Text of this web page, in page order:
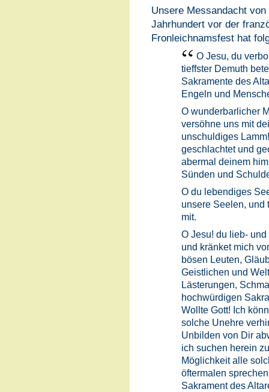
Unsere Messandacht
Jahrhundert vor der
Fronleichnamsfest hat
O Jesu, du
tieffster Demuth
Sakramente des
Engeln und
O wunderbarlicher
versöhne uns mit
unschuldiges
geschlachtet und
abermal deinem
Sünden und
O du lebendiges
unsere Seelen, und
mit.
O Jesu! du lieb-
und kränket mich
bösen Leuten,
Geistlichen und
Lästerungen,
hochwürdigen
Wollte Gott! Ich
solche Unehre
Unbilden von Dir
ich suchen herein
Möglichkeit alle
öftermalen
Sakrament des